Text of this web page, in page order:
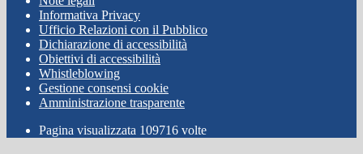
Informativa Privacy
Ufficio Relazioni con il Pubblico
Dichiarazione di accessibilità
Obiettivi di accessibilità
Whistleblowing
Gestione consensi cookie
Amministrazione trasparente
Pagina visualizzata 109716 volte